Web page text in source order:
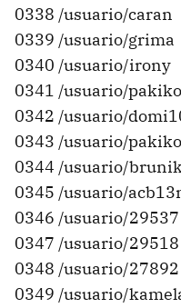
0338 /usuario/caran
0339 /usuario/grima
0340 /usuario/irony
0341 /usuario/pakiko
0342 /usuario/
0343 /usuario/pakiko
0344 /usuario/
0345 /usuario/
0346 /usuario/29537
0347 /usuario/29518
0348 /usuario/27892
0349 /usuario/